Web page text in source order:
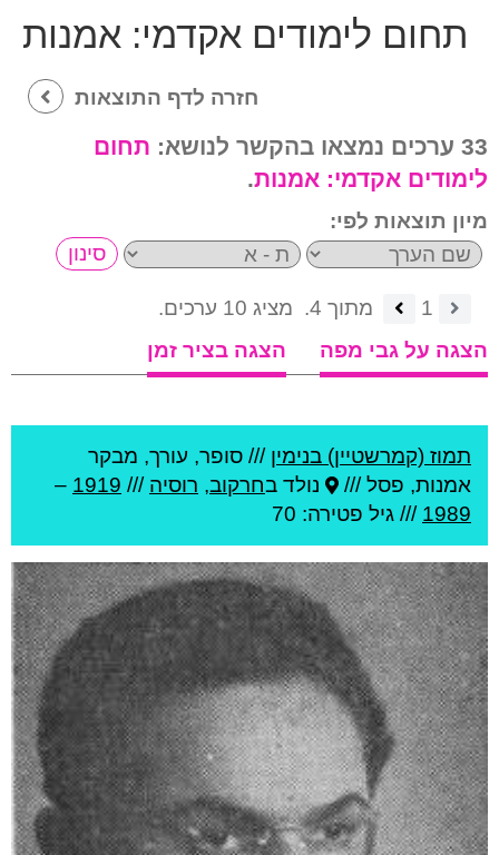
תחום לימודים אקדמי: אמנות
חזרה לדף התוצאות
33 ערכים נמצאו בהקשר לנושא:
תחום
לימודים אקדמי: אמנות.
מיון תוצאות לפי:
1 מתוך 4.
מציג 10 ערכים.
הצגה על גבי מפה
הצגה בציר זמן
תמוז (קמרשטיין) בנימין /// סופר, עורך, מבקר
אמנות, פסל ///
נולד בחרקוב, רוסיה ///
1919
–
1989 /// גיל פטירה: 70